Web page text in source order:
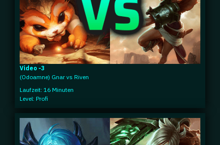
Video -3
(Odoamne) Gnar vs Riven
Laufzeit: 16 Minuten
Level: Profi